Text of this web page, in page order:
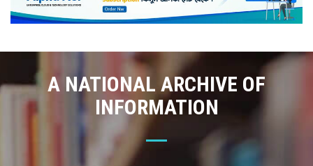
A NATIONAL ARCHIVE OF
INFORMATION